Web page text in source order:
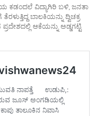
ಕಡಂದಲೆ ವಿದ್ಯಾಗಿರಿ ಬಳಿ, ಜನತಾ
ಬಾಲಕಿಯನ್ನು ದ್ವಿಚಕ್ರ
ಆಕೆಯನ್ನು ಅಡ್ಡಗಟ್ಟಿ